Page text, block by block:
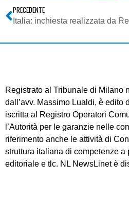
PRECEDENTE
Registrato al Tribunale di Milano
dall’avv. Massimo Lualdi, è edito
iscritta al Registro Operatori
l’Autorità per le garanzie nelle
riferimento anche le attività di
struttura italiana di competenze
editoriale e tlc. NL NewsLinet è